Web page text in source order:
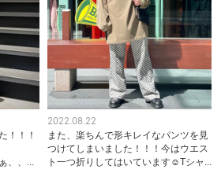
！！！
、、...
2022.08.22
また、楽ちんで形キレイなパンツを見
つけてしまいました！！！今はウエス
ト一つ折りしてはいています☺︎Tシャ...